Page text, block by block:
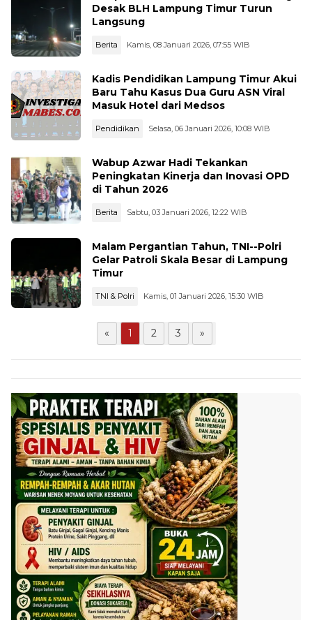
Desak BLH Lampung Timur Turun
Langsung
Berita Kamis, 08 Januari 2026, 07:55 WIB
Kadis Pendidikan Lampung Timur Akui
Baru Tahu Kasus Dua Guru ASN Viral
Masuk Hotel dari Medsos
Pendidikan Selasa, 06 Januari 2026, 10:08 WIB
Wabup Azwar Hadi Tekankan
Peningkatan Kinerja dan Inovasi OPD
di Tahun 2026
Berita Sabtu, 03 Januari 2026, 12:22 WIB
Malam Pergantian Tahun, TNI--Polri
Gelar Patroli Skala Besar di Lampung
Timur
TNI & Polri Kamis, 01 Januari 2026, 15:30 WIB
« 1 2 3 »